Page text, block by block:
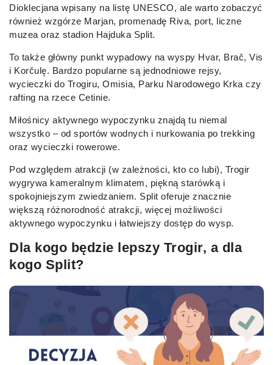
Dioklecjana wpisany na listę UNESCO, ale warto zobaczyć
również wzgórze Marjan, promenadę Riva, port, liczne
muzea oraz stadion Hajduka Split.
To także główny punkt wypadowy na wyspy Hvar, Brač, Vis
i Korčulę. Bardzo popularne są jednodniowe rejsy,
wycieczki do Trogiru, Omisia, Parku Narodowego Krka czy
rafting na rzece Cetinie.
Miłośnicy aktywnego wypoczynku znajdą tu niemal
wszystko – od sportów wodnych i nurkowania po trekking
oraz wycieczki rowerowe.
Pod względem atrakcji (w zależności, kto co lubi), Trogir
wygrywa kameralnym klimatem, piękną starówką i
spokojniejszym zwiedzaniem. Split oferuje znacznie
większą różnorodność atrakcji, więcej możliwości
aktywnego wypoczynku i łatwiejszy dostęp do wysp.
Dla kogo będzie lepszy Trogir, a dla
kogo Split?